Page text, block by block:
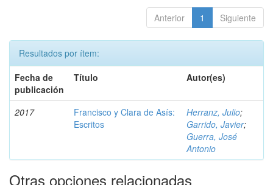
Anterior 1 Siguiente
Resultados por ítem:
Fecha de
publicación
Título Autor(es)
2017
Francisco y Clara de Asís:
Escritos
Herranz, Julio;
Garrido, Javier;
Guerra, José
Antonio
Otras opciones relacionadas